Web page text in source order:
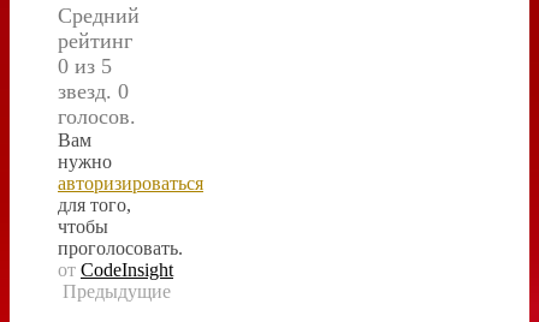
Средний
рейтинг
0 из 5
звезд. 0
голосов.
Вам
нужно
авторизироваться
для того,
чтобы
проголосовать.
от CodeInsight
Предыдущие